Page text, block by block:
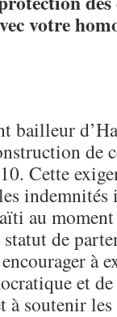
votre
bailleur
de
Cette
indemnités
au
de
à
et
à soutenir